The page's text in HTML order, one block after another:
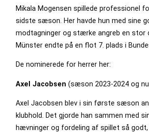
Mikala Mogensen spillede professionel
sidste sæson. Her havde hun med sine
modtagninger og stærke angreb en stor
Münster endte på en flot 7. plads i
De nominerede for herrer her:
Axel Jacobsen (sæson 2023-2024 og
Axel Jacobsen blev i sin første sæson
klubhold. Det gjorde han sammen med
hævninger og fordeling af spillet så godt,